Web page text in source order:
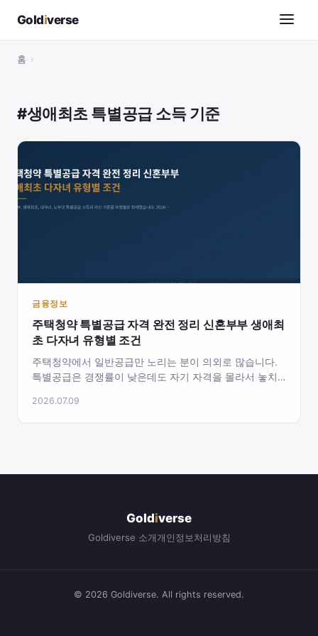
Goldiverse
홈 ›
#생애최초 특별공급 소득 기준
금융정보
주택청약 특별공급 자격 완전 정리 신혼부부 생애최
초 다자녀 유형별 조건
주택청약에서 일반공급만 노리는 분이 의외로 많습니다.
특별공급은 경쟁률이 낮은데도 자기 자격을 몰라서 놓치
헷갈렸습니다. 소득 기준이 유형마다 다르고, 같은…
2026.07.09
Goldiverse
Goldiverse 소개개인정보처리방침
© 2026 Goldiverse. All rights reserved.